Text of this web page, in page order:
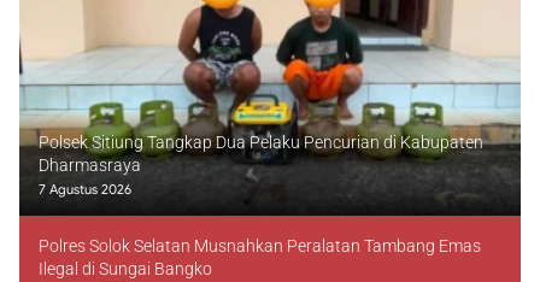
Polsek Sitiung Tangkap Dua Pelaku Pencurian di Kabupaten
Dharmasraya
7 Agustus 2026
Polres Solok Selatan Musnahkan Peralatan Tambang Emas
Ilegal di Sungai Bangko